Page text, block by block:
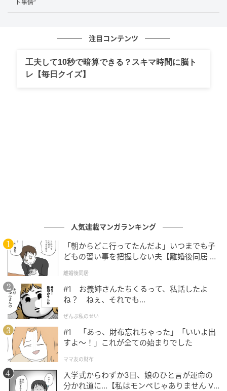
りたい”という思いが強く、その一つの“武装”としてギ
その姿勢を肯定し、「人に興味を持って質問してる姿
スタジオからは、ともさんの女性への対応を見て「と
もモテてきた？」「ギャルと相性合う」と声が上がり
そんな中、えりぃさんが割り込む展開に。「見た目ヤ
ンチャからのギャップの誠実さが好き」「ドンピシ
ャ」と好意をストレートに伝えます。
次回、いよいよ男性1名が脱落することに。スタジオで
も「誰が落ちるんだろ？」「みんな危ない」と予想が
飛び交い、緊張感が高まる展開となりました。
愛のハイエナ | Season5
［出演者］ニューヨーク、さらば青春の光 ほか
［番組URL］
https://abema.go.link/4H5yC
ト事情”
注目コンテンツ
工夫して10秒で暗算できる？スキマ時間に脳ト
レ【毎日クイズ】
人気連載マンガランキング
「朝からどこ行ってたんだよ」いつまでも子
どもの習い事を把握しない夫【離婚後同居 Vo
離婚後同居
#1 お義姉さんたちくるって、私話したよ
ね？ ねぇ、それでも…
ぜんぶ私のせい
#1 「あっ、財布忘れちゃった」「いいよ出
すよ〜！」これが全ての始まりでした
ママ友の財布
入学式からわずか3日、娘のひと言が運命の
分かれ道に…【私はモンペじゃありません Vo